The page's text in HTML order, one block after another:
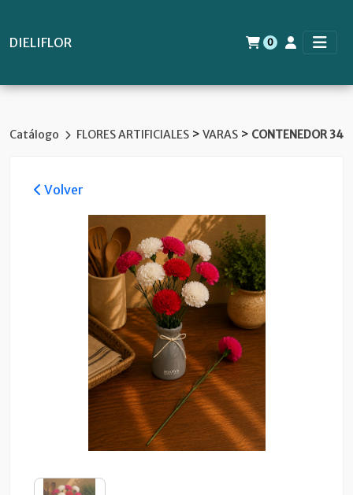
DIELIFLOR 0
Catálogo FLORES ARTIFICIALES > VARAS > CONTENEDOR 34
Volver